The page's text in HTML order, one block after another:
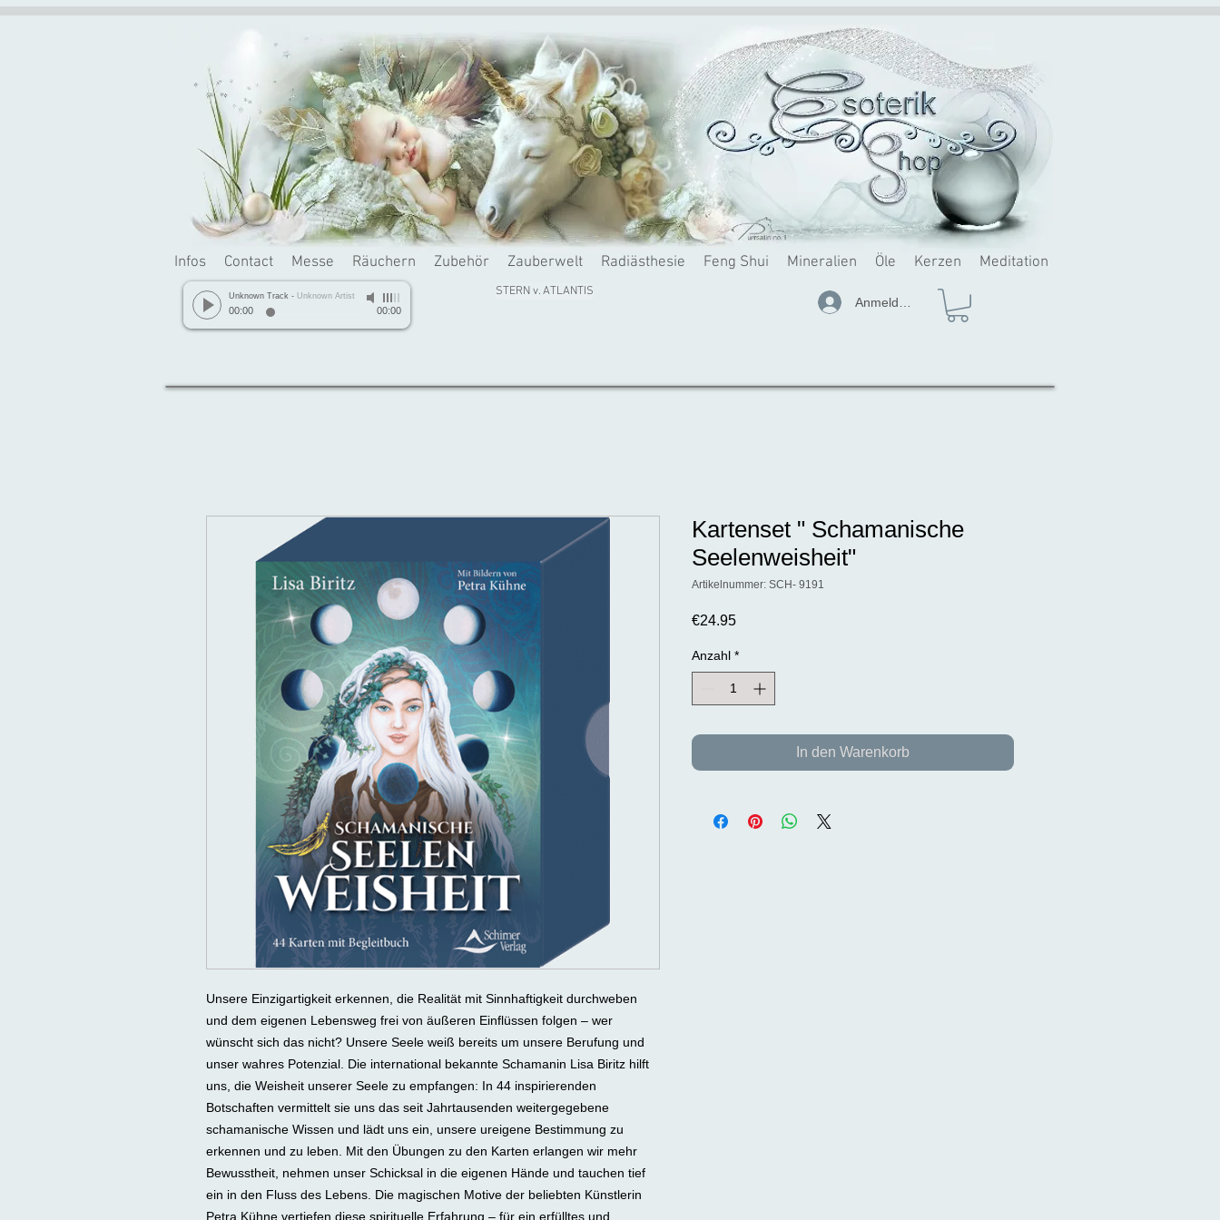
Infos Contact Messe Räuchern Zubehör Zauberwelt Radiästhesie Feng Shui Mineralien Öle Kerzen Meditation
Unknown Track - Unknown Artist
00:00 00:00
STERN v. ATLANTIS
Anmelden
Unsere Einzigartigkeit erkennen, die Realität mit Sinnhaftigkeit durchweben
und dem eigenen Lebensweg frei von äußeren Einflüssen folgen – wer
wünscht sich das nicht? Unsere Seele weiß bereits um unsere Berufung und
unser wahres Potenzial. Die international bekannte Schamanin Lisa Biritz hilft
uns, die Weisheit unserer Seele zu empfangen: In 44 inspirierenden
Botschaften vermittelt sie uns das seit Jahrtausenden weitergegebene
schamanische Wissen und lädt uns ein, unsere ureigene Bestimmung zu
erkennen und zu leben. Mit den Übungen zu den Karten erlangen wir mehr
Bewusstheit, nehmen unser Schicksal in die eigenen Hände und tauchen tief
ein in den Fluss des Lebens. Die magischen Motive der beliebten Künstlerin
Petra Kühne vertiefen diese spirituelle Erfahrung – für ein erfülltes und
Kartenset " Schamanische
Seelenweisheit"
Artikelnummer: SCH- 9191
€24.95Preis
Anzahl *
In den Warenkorb